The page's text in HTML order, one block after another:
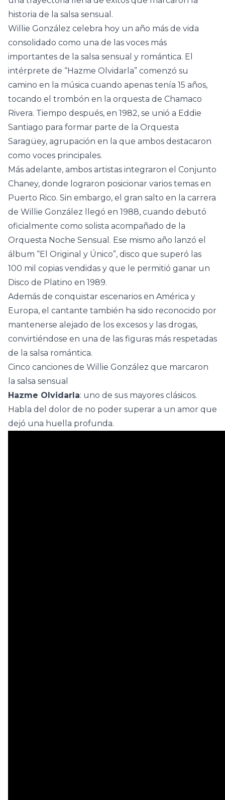
historia de la salsa sensual.
Willie González celebra hoy un año más de vida
consolidado como una de las voces más
importantes de la salsa sensual y romántica. El
intérprete de “Hazme Olvidarla” comenzó su
camino en la música cuando apenas tenía 15 años,
tocando el trombón en la orquesta de Chamaco
Rivera. Tiempo después, en 1982, se unió a Eddie
Santiago para formar parte de la Orquesta
Saragüey, agrupación en la que ambos destacaron
como voces principales.
Más adelante, ambos artistas integraron el Conjunto
Chaney, donde lograron posicionar varios temas en
Puerto Rico. Sin embargo, el gran salto en la carrera
de Willie González llegó en 1988, cuando debutó
oficialmente como solista acompañado de la
Orquesta Noche Sensual. Ese mismo año lanzó el
álbum “El Original y Único”, disco que superó las
100 mil copias vendidas y que le permitió ganar un
Disco de Platino en 1989.
Además de conquistar escenarios en América y
Europa, el cantante también ha sido reconocido por
mantenerse alejado de los excesos y las drogas,
convirtiéndose en una de las figuras más respetadas
de la salsa romántica.
Cinco canciones de Willie González que marcaron
la salsa sensual
Hazme Olvidarla: uno de sus mayores clásicos.
Habla del dolor de no poder superar a un amor que
dejó una huella profunda.